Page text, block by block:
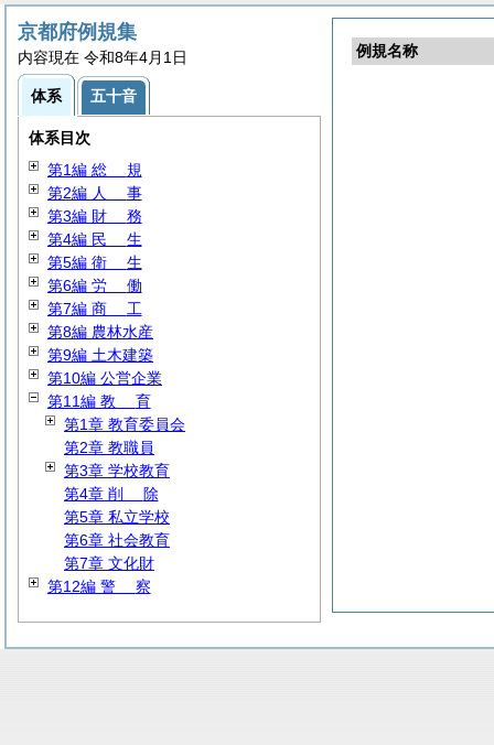
例規名称
京都府例規集
内容現在 令和8年4月1日
体系 五十音
体系目次
第1編 総 規
第2編 人 事
第3編 財 務
第4編 民 生
第5編 衛 生
第6編 労 働
第7編 商 工
第8編 農林水産
第9編 土木建築
第10編 公営企業
第11編 教 育
第1章 教育委員会
第2章 教職員
第3章 学校教育
第4章 削 除
第5章 私立学校
第6章 社会教育
第7章 文化財
第12編 警 察